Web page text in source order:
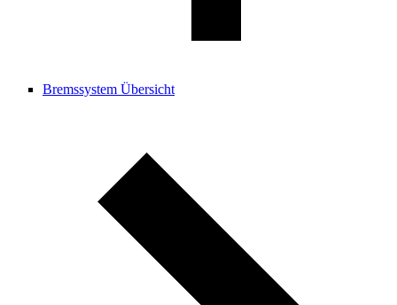
Bremssystem Übersicht